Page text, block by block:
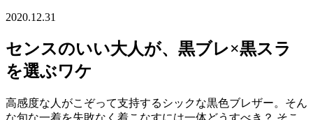
2020.12.31
センスのいい大人が、黒ブレ×黒スラ
を選ぶワケ
高感度な人がこぞって支持するシックな黒色ブレザー。そん
な旬な一着を失敗なく着こなすには一体どうすべき？ そこ